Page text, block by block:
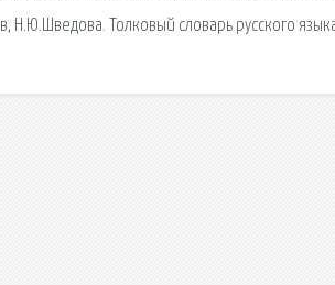
Н.Ю.Шведова. Толковый словарь русского